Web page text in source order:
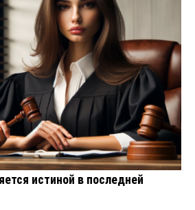
истиной в последней